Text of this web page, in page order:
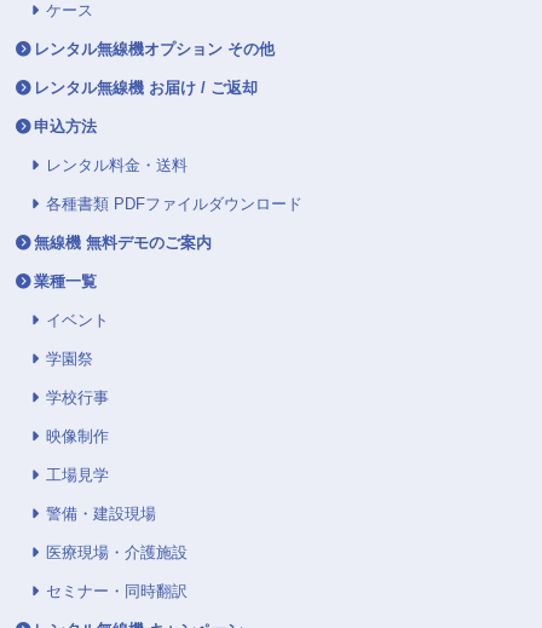
ケース
レンタル無線機オプション その他
レンタル無線機 お届け / ご返却
申込方法
レンタル料金・送料
各種書類 PDFファイルダウンロード
無線機 無料デモのご案内
業種一覧
イベント
学園祭
学校行事
映像制作
工場見学
警備・建設現場
医療現場・介護施設
セミナー・同時翻訳